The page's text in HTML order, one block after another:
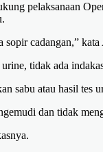
pelaksanaan
cadangan,”
tidak ada
sabu atau hasil tes
dan tidak